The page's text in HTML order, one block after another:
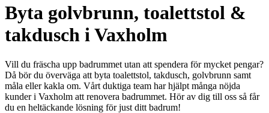
Byta golvbrunn, toalettstol &
takdusch i Vaxholm
Vill du fräscha upp badrummet utan att spendera för mycket pengar?
Då bör du överväga att byta toalettstol, takdusch, golvbrunn samt
måla eller kakla om. Vårt duktiga team har hjälpt många nöjda
kunder i Vaxholm att renovera badrummet. Hör av dig till oss så får
du en heltäckande lösning för just ditt badrum!